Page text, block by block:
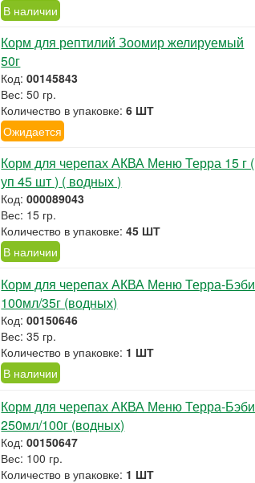
В наличии
Корм для рептилий Зоомир желируемый
50г
Код:00145843
Вес: 50 гр.
Количество в упаковке:6 ШТ
Ожидается
Корм для черепах АКВА Меню Терра 15 г (
уп 45 шт ) ( водных )
Код:000089043
Вес: 15 гр.
Количество в упаковке:45 ШТ
В наличии
Корм для черепах АКВА Меню Терра-Бэби
100мл/35г (водных)
Код:00150646
Вес: 35 гр.
Количество в упаковке: 1 ШТ
В наличии
Корм для черепах АКВА Меню Терра-Бэби
250мл/100г (водных)
Код:00150647
Вес: 100 гр.
Количество в упаковке: 1 ШТ